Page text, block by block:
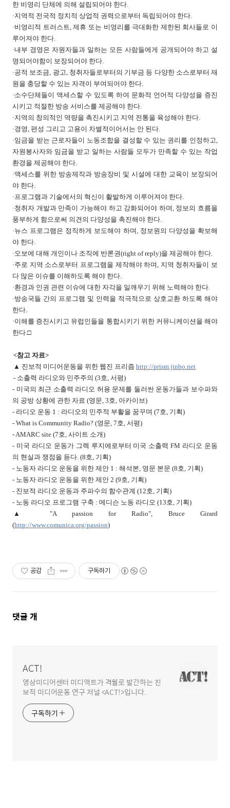
한 비영리 단체에 의해 설립되어야 한다.
·지역적 전국적 정치적 상업적 권력으로부터 독립되어야 한다.
·비영리적 트러스트, 제휴 또는 비영리를 극대화한 제한된 회사들로 이
루어져야 한다.
·내부 경영은 자원자들과 일하는 모든 사람들에게 공개되어야 하고 설
명되어야함이 보장되어야 한다.
·공적 보조금, 광고, 청취자들로부터의 기부금 등 다양한 소스로부터 재
원을 충당할 수 있는 자격이 부여되어야 한다.
·소수단체들이 액세스할 수 있도록 하여 문화적 언어적 다양성을 증진
시키고 적절한 방송 서비스를 제공해야 한다.
·지역의 창의적인 역량을 촉진시키고 지역 전통을 육성해야 한다.
·경영, 편성 그리고 고용이 차별적이어서는 안 된다.
·임금을 받는 근로자들이 노동조합을 결성할 수 있는 권리를 인정하고,
자원봉사자와 임금을 받고 일하는 사람들 모두가 만족할 수 있는 작업
환경을 제공해야 한다.
·액세스를 위한 방송제작과 방송장비 및 시설에 대한 교육이 보장되어
야 한다.
·프로그램과 기술에서의 혁신이 활발하게 이루어져야 한다.
·청취자 개발과 만족이 가능해야 하고 강화되어야 하며, 정보의 흐름을
풍부하게 함으로써 의견의 다양성을 촉진해야 한다.
·뉴스 프로그램은 정직하게 보도해야 하며, 정보원의 다양성을 확보해
야 한다.
·오보에 대해 개인이나 조직에 반론권(right of reply)을 제공해야 한다.
·주로 지역 소스로부터 프로그램을 제작해야 하며, 지역 청취자들이 보
다 많은 이슈를 이해하도록 해야 한다.
·환경과 인권 관련 이슈에 대한 자각을 일깨우기 위해 노력해야 한다.
·방송국들 간의 프로그램 및 인력을 적극적으로 상호교환 하도록 해야
한다.
·이해를 증진시키고 유럽인들을 통합시키기 위한 커뮤니케이션을 해야
한다.□
<참고 자료>
▲ 진보적 미디어운동을 위한 웹진 프리즘 http://prism.jinbo.net
- 소출력 라디오와 민주주의 (3호, 서평)
- 미국의 최근 소출력 라디오 허용 문제를 둘러싼 운동가들과 보수파와
의 공방 상황에 관한 자료 (영문, 3호, 아카이브)
- 라디오 운동 1 : 라디오의 민주적 부활을 꿈꾸며 (7호, 기획)
- What is Community Radio? (영문, 7호, 서평)
- AMARC site (7호, 사이트 소개)
- 미국 라디오 운동가 그렉 루지에로부터 미국 소출력 FM 라디오 운동
의 현실과 쟁점을 듣다. (8호, 기획)
- 노동자 라디오 운동을 위한 제안 1 : 해석본, 영문 본문 (8호, 기획)
- 노동자 라디오 운동을 위한 제안 2 (9호, 기획)
- 진보적 라디오 운동과 주파수의 함수관계 (12호, 기획)
- 노동 라디오 프로그램 구축 : 메디슨 노동 라디오 (13호, 기획)
▲ "A passion for Radio", Bruce Girard
(http://www.comunica.org/passion)
공감 구독하기
댓
댓글 개
ACT!
영상미디어센터 미디액트가 격월로 발간하는 진
보적 미디어운동 연구 저널 <ACT!>입니다.
구독하기